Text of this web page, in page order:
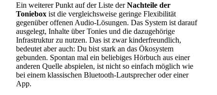
Ein weiterer Punkt auf der Liste derNachteile der
Toniebox ist die vergleichsweise geringe Flexibilität
gegenüber offenen Audio-Lösungen. Das System ist darauf
ausgelegt, Inhalte über Tonies und die dazugehörige
Infrastruktur zu nutzen. Das ist zwar kinderfreundlich,
bedeutet aber auch: Du bist stark an das Ökosystem
gebunden. Spontan mal ein beliebiges Hörbuch aus einer
anderen Quelle abspielen, ist nicht so einfach möglich wie
bei einem klassischen Bluetooth-Lautsprecher oder einer
App.